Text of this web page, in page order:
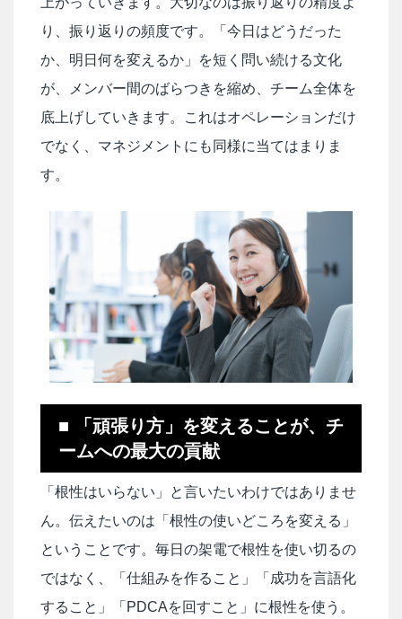
り、振り返りの頻度です。「今日はどうだった
か、明日何を変えるか」を短く問い続ける文化
が、メンバー間のばらつきを縮め、チーム全体を
底上げしていきます。これはオペレーションだけ
でなく、マネジメントにも同様に当てはまりま
す。
■ 「頑張り方」を変えることが、チ
ームへの最大の貢献
「根性はいらない」と言いたいわけではありませ
ん。伝えたいのは「根性の使いどころを変える」
ということです。毎日の架電で根性を使い切るの
ではなく、「仕組みを作ること」「成功を言語化
すること」「PDCAを回すこと」に根性を使う。